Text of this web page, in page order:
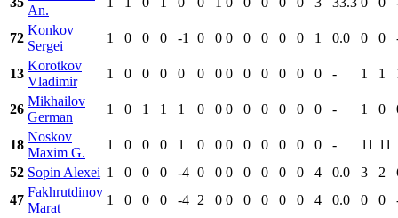
An.
72
Konkov
Sergei
1 0 0 0 -1 0 0 0 0 0 0 0 1 0.0 0 0
13
Korotkov
Vladimir
1 0 0 0 0 0 0 0 0 0 0 0 0 - 1 1
26
Mikhailov
German
1 0 1 1 1 0 0 0 0 0 0 0 0 - 1 0
18
Noskov
Maxim G.
1 0 0 0 1 0 0 0 0 0 0 0 0 - 11 11
52 Sopin Alexei 1 0 0 0 -4 0 0 0 0 0 0 0 4 0.0 3 2
47
Fakhrutdinov
Marat
1 0 0 0 -4 2 0 0 0 0 0 0 4 0.0 0 0